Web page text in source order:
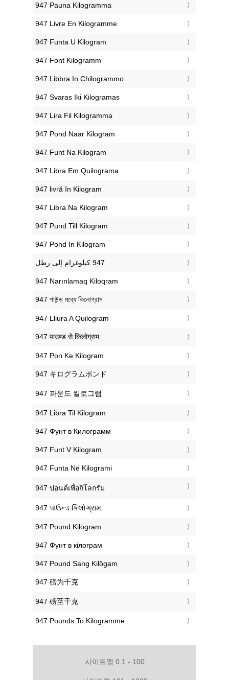
‎947 Pauna Kilogramma
‎947 Livre En Kilogramme
‎947 Funta U Kilogram
‎947 Font Kilogramm
‎947 Libbra In Chilogrammo
‎947 Svaras Iki Kilogramas
‎947 Lira Fil Kilogramma
‎947 Pond Naar Kilogram
‎947 Funt Na Kilogram
‎947 Libra Em Quilograma
‎947 livră în Kilogram
‎947 Libra Na Kilogram
‎947 Pund Till Kilogram
‎947 Pond In Kilogram
‎947 Narınlamaq Kiloqram
‎947 পাউন্ড মধ্যে কিলোগ্রাম
‎947 Lliura A Quilogram
‎947 पाउण्ड से किलोग्राम
‎947 Pon Ke Kilogram
‎947 キログラムポンド
‎947 파운드 킬로그램
‎947 Libra Til Kilogram
‎947 Фунт в Килограмм
‎947 Funt V Kilogram
‎947 Funta Në Kilogrami
‎947 ปอนด์เพื่อกิโลกรัม
‎947 પાઉન્ડ કિલોગ્રામ
‎947 Pound Kilogram
‎947 Фунт в кілограм
‎947 Pound Sang Kilôgam
‎947 磅为千克
‎947 磅至千克
‎947 Pounds To Kilogramme
사이트맵 0.1 - 100